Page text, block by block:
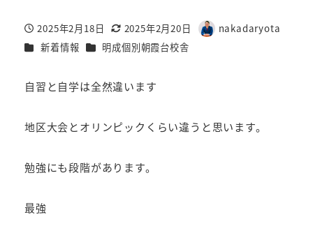
投稿日
2025年2月18日
更新日
2025年2月20日
著
nakadaryota
カテゴリー
新着情報 カテゴリー
明成個別朝霞台校舎
自習と自学は全然違います
地区大会とオリンピックくらい違うと思います。
勉強にも段階があります。
最強